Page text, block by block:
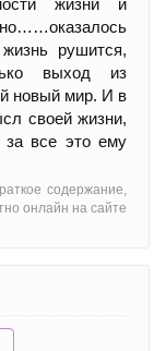
жизни и
рушится,
выход из
новый мир. И в
своей жизни,
все это ему
содержание,
онлайн на сайте